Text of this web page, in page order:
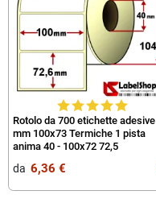
Rotolo da 700 etichette adesive
mm 100x73 Termiche 1 pista
anima 40 - 100x72 72,5
da‎ ‎ 6,36 €